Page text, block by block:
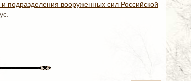
и подразделения вооруженных сил Российской